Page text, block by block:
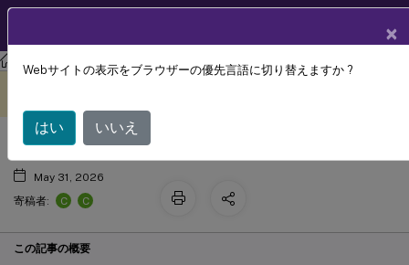
Citrix Virtual Apps and Desktops 7 2311
VMwareカタログを作成する
May 31, 2026
寄稿者:
C C
この記事の概要
×
Webサイトの表示をブラウザーの優先言語に切り替えますか ?
はい いいえ